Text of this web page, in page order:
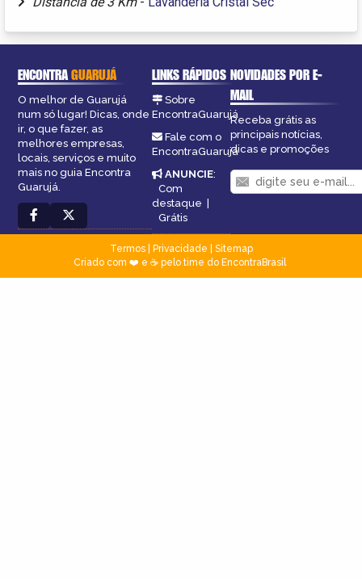
ENCONTRAGUARUJÁ
O melhor de Guarujá
num só lugar! Dicas, onde
ir, o que fazer, as
melhores empresas,
locais, serviços e muito
mais no guia Encontra
Guarujá.
LINKS RÁPIDOS
Sobre
EncontraGuarujá
Fale com o
EncontraGuarujá
ANUNCIE:
Com
destaque |
Grátis
NOVIDADES POR E-
MAIL
Receba grátis as
principais notícias,
dicas e promoções
Termos| Privacidade
Sitemap
Criado com ❤️ e ☕ pelo time do EncontraBrasil